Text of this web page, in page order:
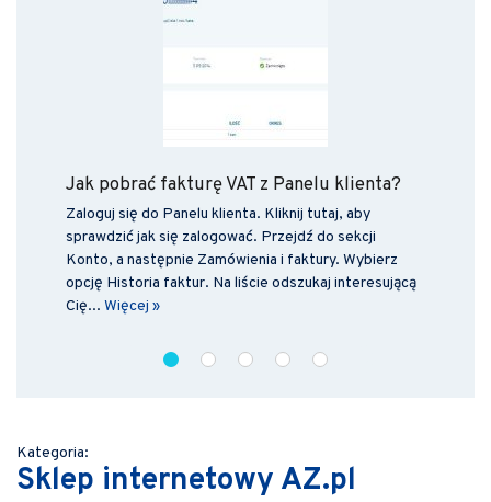
Jak pobrać fakturę VAT z Panelu klienta?
Zaloguj się do Panelu klienta. Kliknij tutaj, aby
sprawdzić jak się zalogować. Przejdź do sekcji
Konto, a następnie Zamówienia i faktury. Wybierz
opcję Historia faktur. Na liście odszukaj interesującą
Cię... Więcej »
Kategoria:
Sklep internetowy AZ.pl